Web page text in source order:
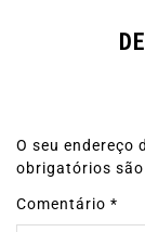
O seu endereço
obrigatórios
Comentário *